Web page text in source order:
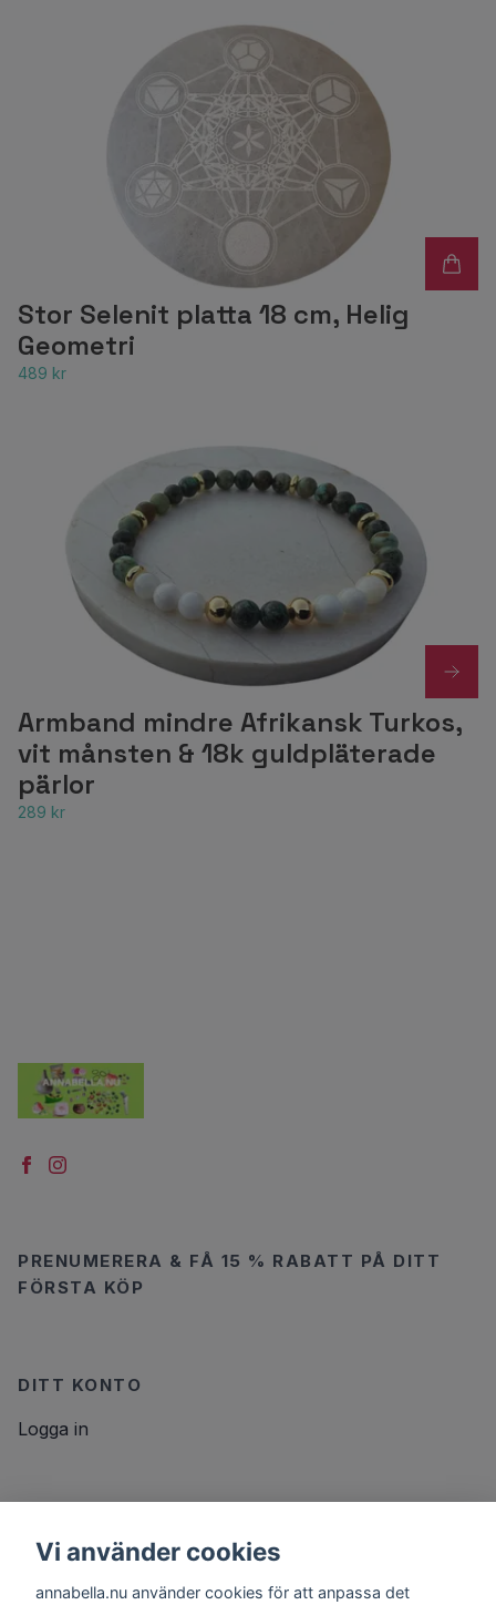
Stor Selenit platta 18 cm, Helig
Geometri
489 kr
Armband mindre Afrikansk Turkos,
vit månsten & 18k guldpläterade
pärlor
289 kr
PRENUMERERA & FÅ 15 % RABATT PÅ DITT
FÖRSTA KÖP
DITT KONTO
Logga in
NYHETSBREV
E-postadress
Vi använder cookies
annabella.nu använder cookies för att anpassa det